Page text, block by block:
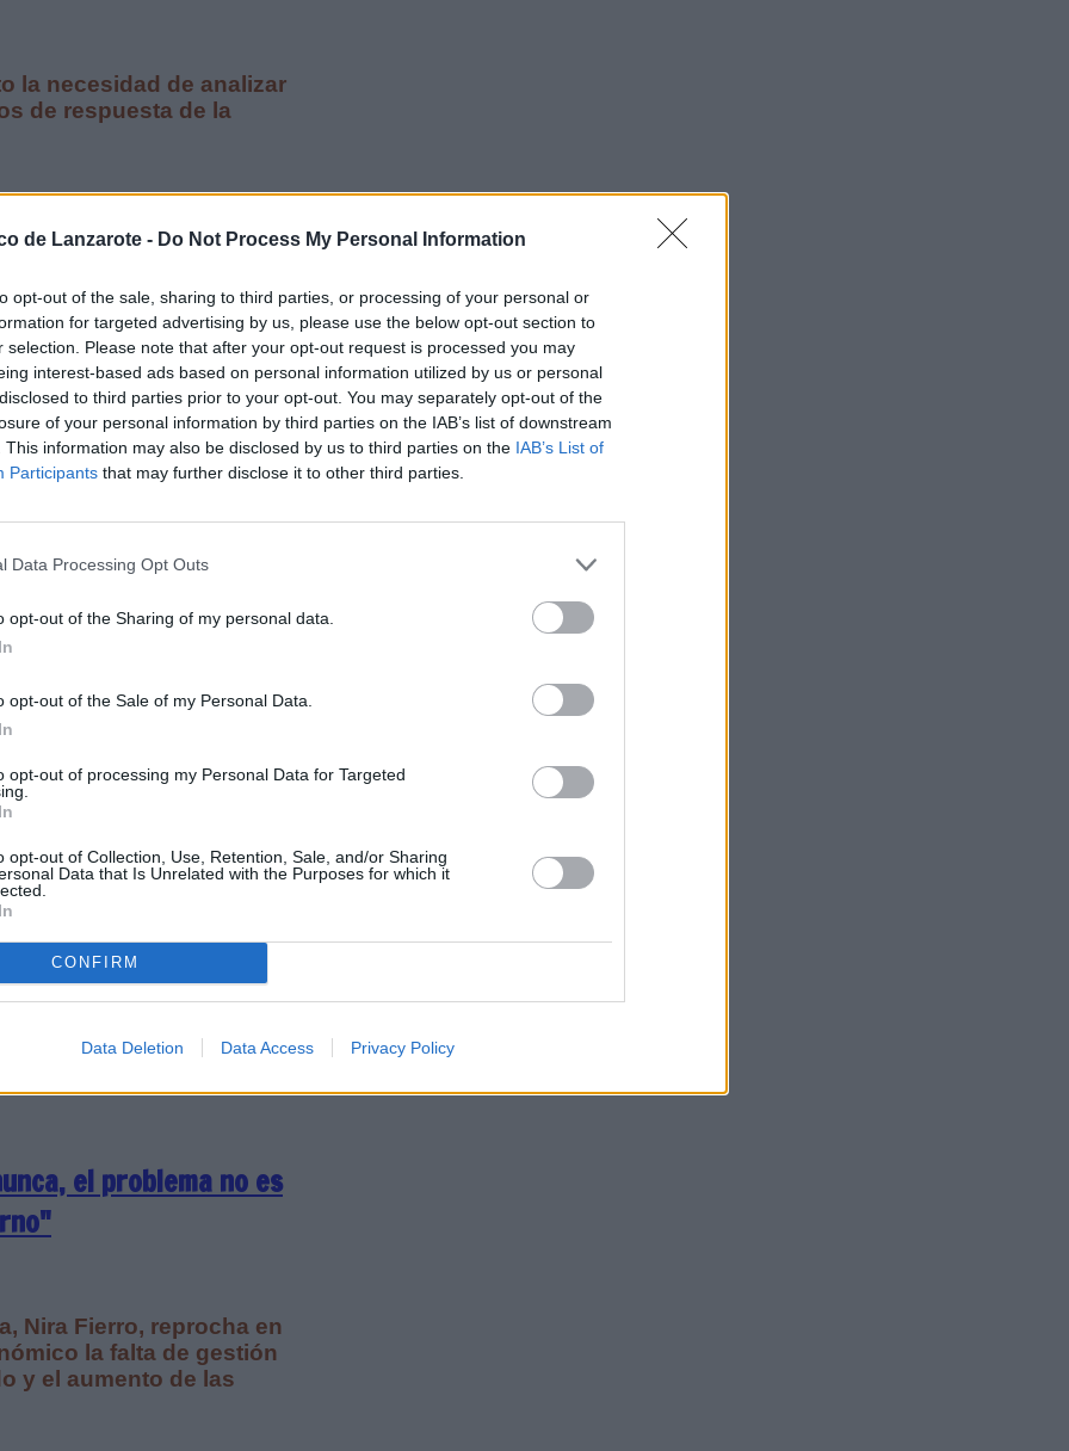
de Lanzarote - Do Not Process My Personal Information
opt-out of the sale, sharing to third parties, or processing of your personal or
for targeted advertising by us, please use the below opt-out section to
selection. Please note that after your opt-out request is processed you may
interest-based ads based on personal information utilized by us or personal
to third parties prior to your opt-out. You may separately opt-out of the
of your personal information by third parties on the IAB’s list of downstream
This information may also be disclosed by us to third parties on the IAB’s List of
Participants that may further disclose it to other third parties.
Data Processing Opt Outs
opt-out of the Sharing of my personal data.
opt-out of the Sale of my Personal Data.
opt-out of processing my Personal Data for Targeted
opt-out of Collection, Use, Retention, Sale, and/or Sharing
Data that Is Unrelated with the Purposes for which it
CONFIRM
Data Deletion Data Access Privacy Policy
la necesidad de analizar
de respuesta de la
del Consejo Canario
de Abogados
de la abogacía como
de
el trabajo de la
jurídica y el
nuevo fiscal
de Justicia de San
con la presencia de la
el problema no es
Nira Fierro, reprocha en
la falta de gestión
y el aumento de las